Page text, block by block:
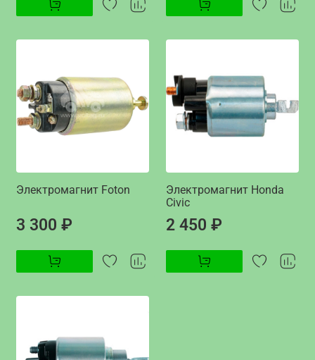
Электромагнит Foton
3 300 ₽
Электромагнит Honda
Civic
2 450 ₽